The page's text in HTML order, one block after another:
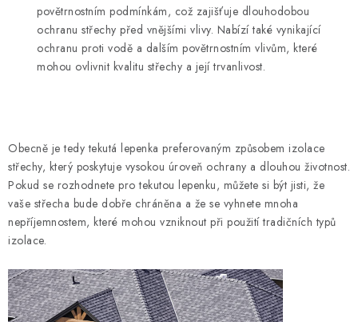
povětrnostním podmínkám, což zajišťuje dlouhodobou
ochranu střechy před vnějšími vlivy. Nabízí také vynikající
ochranu proti vodě a dalším povětrnostním vlivům, které
mohou ovlivnit kvalitu střechy a její trvanlivost.
Obecně je tedy tekutá lepenka preferovaným způsobem izolace
střechy, který poskytuje vysokou úroveň ochrany a dlouhou životnost.
Pokud se rozhodnete pro tekutou lepenku, můžete si být jisti, že
vaše střecha bude dobře chráněna a že se vyhnete mnoha
nepříjemnostem, které mohou vzniknout při použití tradičních typů
izolace.